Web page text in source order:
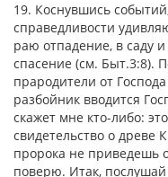
19. Коснувшись
справедливости
раю отпадение, в саду
спасение (см. Быт.3:8).
прародители от
разбойник вводится
скажет мне кто-либо:
свидетельство о древе
пророка не приведешь
поверю. Итак,